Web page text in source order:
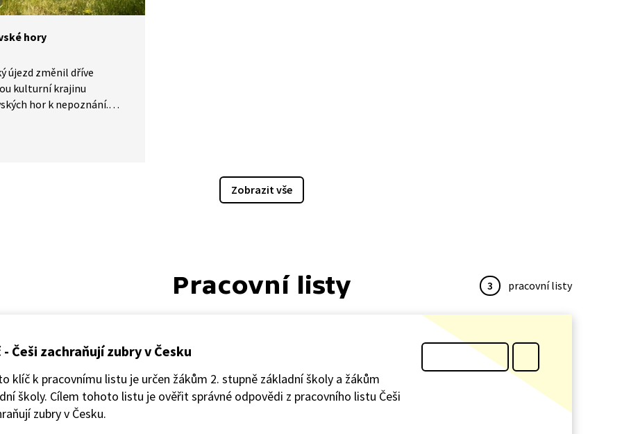
hory
újezd změnil dříve
kulturní krajinu
hor k nepoznání.
je biologicky pestřejší.
Zobrazit vše
Pracovní listy 3 pracovní listy
- Češi zachraňují zubry v Česku
klíč k pracovnímu listu je určen žákům 2. stupně základní školy a žákům
školy. Cílem tohoto listu je ověřit správné odpovědi z pracovního listu Češi
zubry v Česku.